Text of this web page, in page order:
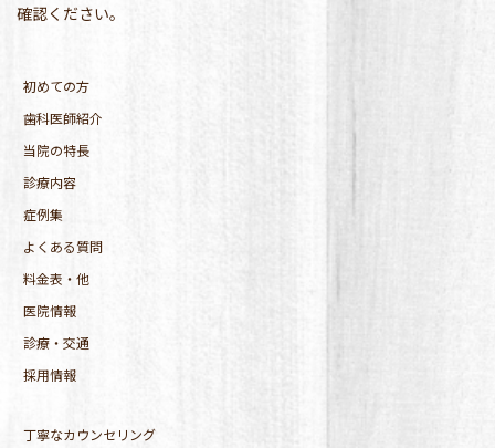
確認ください。
初めての方
歯科医師紹介
当院の特長
診療内容
症例集
よくある質問
料金表・他
医院情報
診療・交通
採用情報
丁寧なカウンセリング